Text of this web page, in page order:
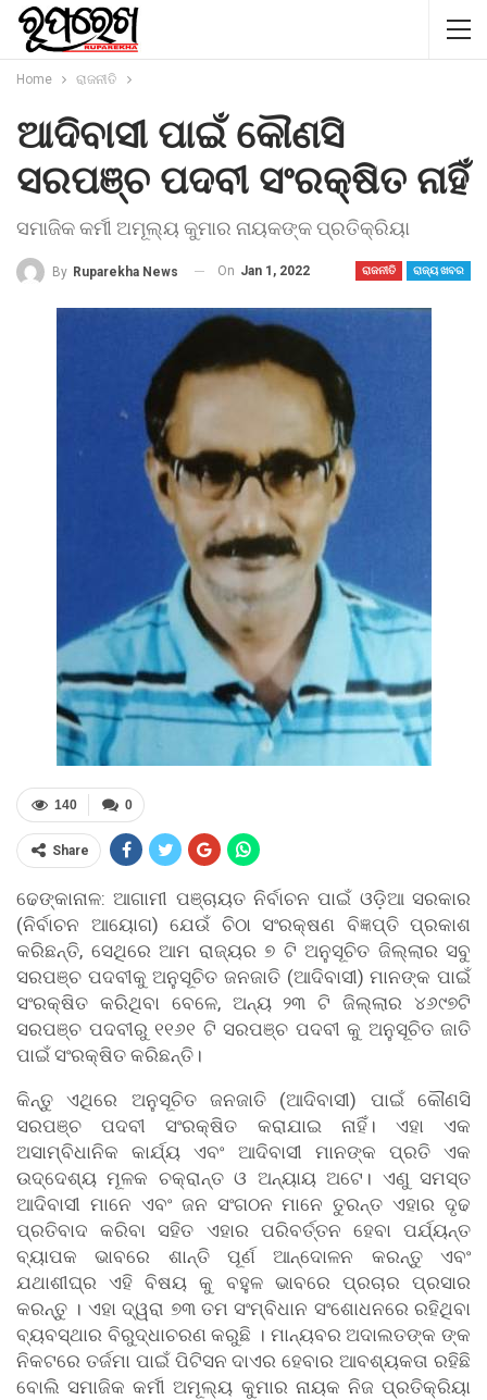
Home ରାଜନୀତି
ଆଦିବାସୀ ପାଇଁ କୌଣସି
ସରପଞ୍ଚ ପଦବୀ ସଂରକ୍ଷିତ ନାହିଁ
ସମାଜିକ କର୍ମୀ ଅମୂଲ୍ୟ କୁମାର ନାୟକଙ୍କ ପ୍ରତିକ୍ରିୟା
ରାଜନୀତି ରାଜ୍ୟ ଖବର
By Ruparekha News On Jan 1, 2022
0
140
Share
ଢେଙ୍କାନାଳ: ଆଗାମୀ ପଞ୍ଚାୟତ ନିର୍ବାଚନ ପାଇଁ ଓଡ଼ିଆ ସରକାର
(ନିର୍ବାଚନ ଆୟୋଗ) ଯେଉଁ ଚିଠା ସଂରକ୍ଷଣ ବିଜ୍ଞପ୍ତି ପ୍ରକାଶ
କରିଛନ୍ତି, ସେଥିରେ ଆମ ରାଜ୍ୟର ୭ ଟି ଅନୁସୂଚିତ ଜିଲ୍ଲାର ସବୁ
ସରପଞ୍ଚ ପଦବୀକୁ ଅନୁସୂଚିତ ଜନଜାତି (ଆଦିବାସୀ) ମାନଙ୍କ ପାଇଁ
ସଂରକ୍ଷିତ କରିଥିବା ବେଳେ, ଅନ୍ୟ ୨୩ ଟି ଜିଲ୍ଲାର ୪୬୯୭ଟି
ସରପଞ୍ଚ ପଦବୀରୁ ୧୧୬୧ ଟି ସରପଞ୍ଚ ପଦବୀ କୁ ଅନୁସୂଚିତ ଜାତି
ପାଇଁ ସଂରକ୍ଷିତ କରିଛନ୍ତି।
କିନ୍ତୁ ଏଥିରେ ଅନୁସୂଚିତ ଜନଜାତି (ଆଦିବାସୀ) ପାଇଁ କୌଣସି
ସରପଞ୍ଚ ପଦବୀ ସଂରକ୍ଷିତ କରାଯାଇ ନାହିଁ। ଏହା ଏକ
ଅସାମ୍ବିଧାନିକ କାର୍ଯ୍ୟ ଏବଂ ଆଦିବାସୀ ମାନଙ୍କ ପ୍ରତି ଏକ
ଉଦ୍ଦେଶ୍ୟ ମୂଳକ ଚକ୍ରାନ୍ତ ଓ ଅନ୍ୟାୟ ଅଟେ। ଏଣୁ ସମସ୍ତ
ଆଦିବାସୀ ମାନେ ଏବଂ ଜନ ସଂଗଠନ ମାନେ ତୁରନ୍ତ ଏହାର ଦୃଢ
ପ୍ରତିବାଦ କରିବା ସହିତ ଏହାର ପରିବର୍ତ୍ତନ ହେବା ପର୍ଯ୍ୟନ୍ତ
ବ୍ୟାପକ ଭାବରେ ଶାନ୍ତି ପୂର୍ଣ ଆନ୍ଦୋଳନ କରନ୍ତୁ ଏବଂ
ଯଥାଶୀଘ୍ର ଏହି ବିଷୟ କୁ ବହୁଳ ଭାବରେ ପ୍ରଚାର ପ୍ରସାର
କରନ୍ତୁ । ଏହା ଦ୍ୱରା ୭୩ ତମ ସଂମ୍ବିଧାନ ସଂଶୋଧନରେ ରହିଥିବା
ବ୍ୟବସ୍ଥାର ବିରୁଦ୍ଧାଚରଣ କରୁଛି । ମାନ୍ୟବର ଅଦାଲତଙ୍କ ଙ୍କ
ନିକଟରେ ତର୍ଜମା ପାଇଁ ପିଟିସନ ଦାଏର ହେବାର ଆବଶ୍ୟକତା ରହିଛି
ବୋଲି ସମାଜିକ କର୍ମୀ ଅମୂଲ୍ୟ କୁମାର ନାୟକ ନିଜ ପ୍ରତିକ୍ରିୟା